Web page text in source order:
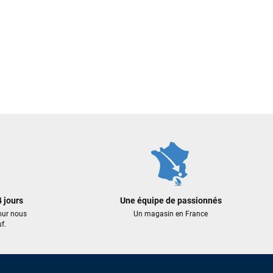
jours
nous
Une équipe de passionnés
Un magasin en France